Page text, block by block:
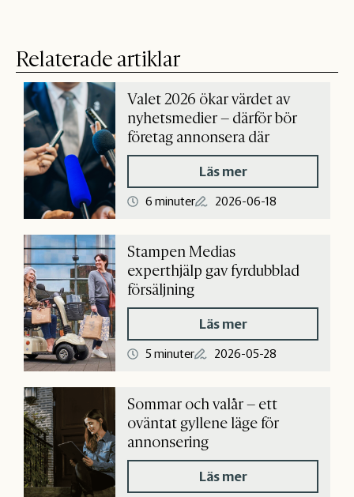
Relaterade artiklar
Valet 2026 ökar värdet av
nyhetsmedier – därför bör
företag annonsera där
Läs mer
6 minuter 2026-06-18
Stampen Medias
experthjälp gav fyrdubblad
försäljning
Läs mer
5 minuter 2026-05-28
Sommar och valår – ett
oväntat gyllene läge för
annonsering
Läs mer